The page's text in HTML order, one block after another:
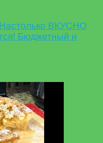
ВКУСНО
Бюджетный и